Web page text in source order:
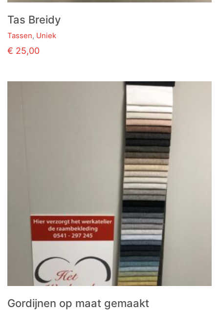
Tas Breidy
Tassen, Uniek
product
variaties.
€ 25,00
Gordijnen op maat gemaakt